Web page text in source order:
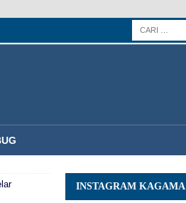
INSTAGRAM KAGAMA